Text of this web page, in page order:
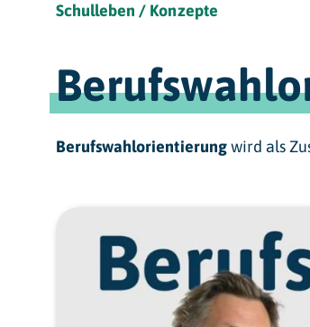
Schulleben / Konzepte
Berufswahlorientierungwird als